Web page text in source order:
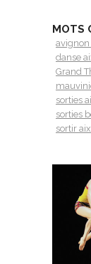
MOTS
avignon
danse
Grand
sorties
sorties
sortir